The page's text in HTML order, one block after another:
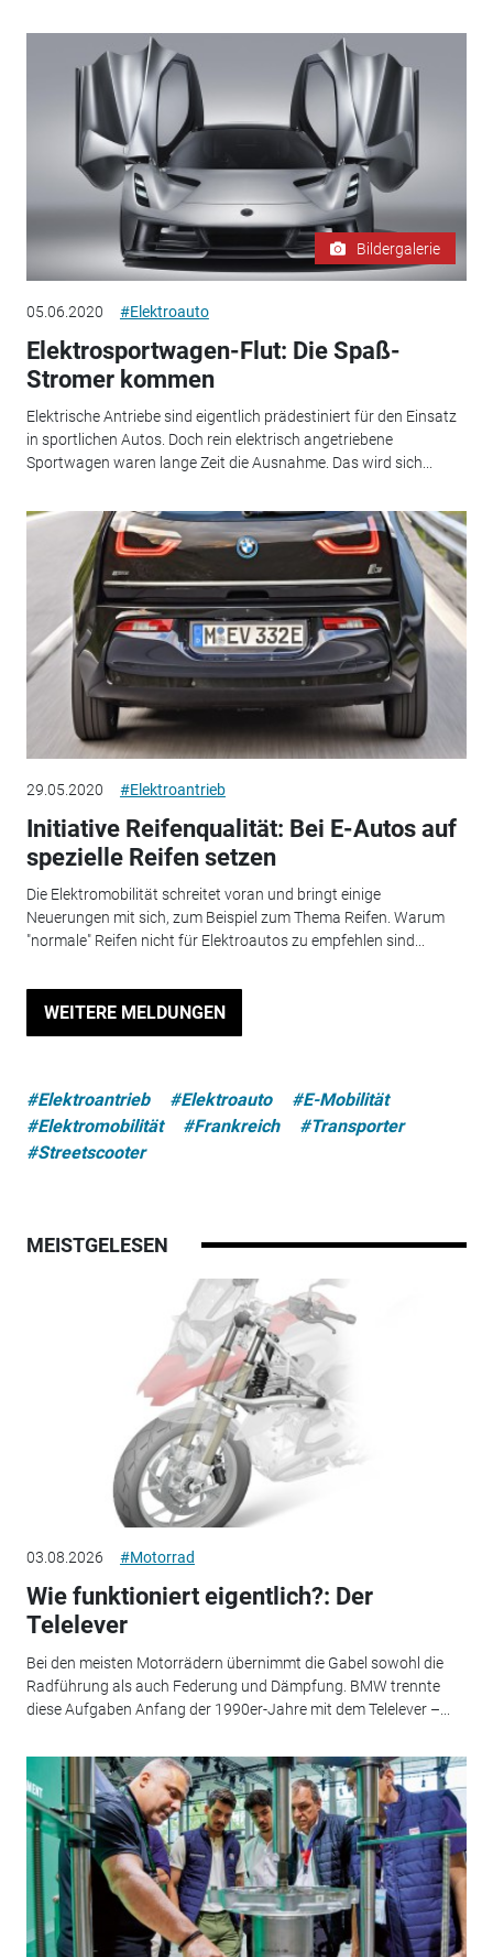
Bildergalerie
05.06.2020 #Elektroauto
Elektrosportwagen-Flut: Die Spaß-
Stromer kommen
Elektrische Antriebe sind eigentlich prädestiniert für den Einsatz
in sportlichen Autos. Doch rein elektrisch angetriebene
Sportwagen waren lange Zeit die Ausnahme. Das wird sich...
29.05.2020 #Elektroantrieb
Initiative Reifenqualität: Bei E-Autos auf
spezielle Reifen setzen
Die Elektromobilität schreitet voran und bringt einige
Neuerungen mit sich, zum Beispiel zum Thema Reifen. Warum
"normale" Reifen nicht für Elektroautos zu empfehlen sind...
WEITERE MELDUNGEN
#Elektroantrieb #Elektroauto
#E-Mobilität
#Elektromobilität
#Frankreich
#Transporter
#Streetscooter
MEISTGELESEN
03.08.2026 #Motorrad
Wie funktioniert eigentlich?: Der
Telelever
Bei den meisten Motorrädern übernimmt die Gabel sowohl die
Radführung als auch Federung und Dämpfung. BMW trennte
diese Aufgaben Anfang der 1990er-Jahre mit dem Telelever –...